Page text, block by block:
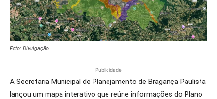
Foto: Divulgação
Publicidade
A Secretaria Municipal de Planejamento de Bragança Paulista
lançou um mapa interativo que reúne informações do Plano